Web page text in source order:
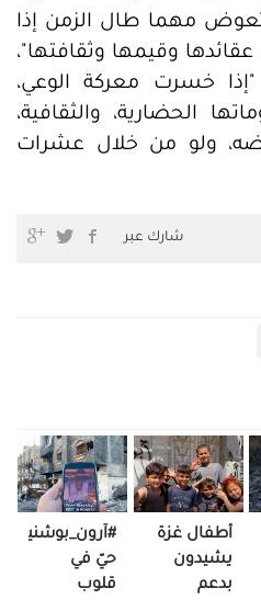
مهما طال الزمن إذا
وقيمها وثقافتها"،
خسرت معركة الوعي،
الحضارية، والثقافية،
ولو من خلال عشرات
شارك عبر
أطفال غزة
يشيدون
بدعم
#آرون_بوشنيل..
حيّ في
قلوب